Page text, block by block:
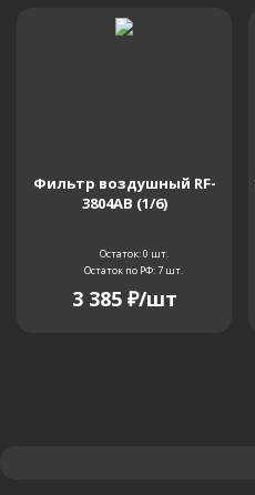
Фильтр воздушный RF-
3804AB (1/6)
Остаток: 0 шт.
Остаток по РФ: 7 шт.
3 385₽/шт